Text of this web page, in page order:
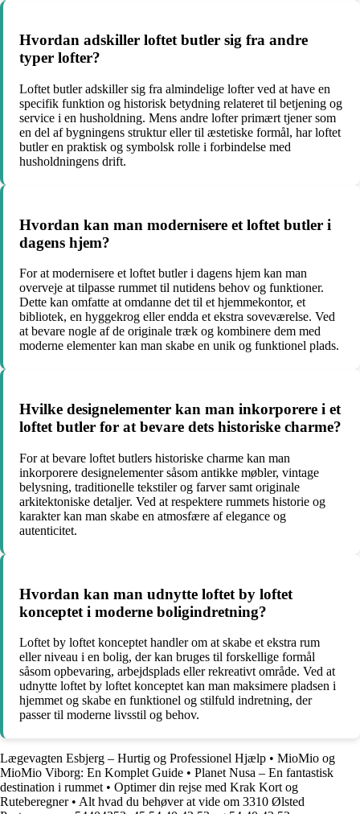
Hvordan adskiller loftet butler sig fra andre
typer lofter?
Loftet butler adskiller sig fra almindelige lofter ved at have en
specifik funktion og historisk betydning relateret til betjening og
service i en husholdning. Mens andre lofter primært tjener som
en del af bygningens struktur eller til æstetiske formål, har loftet
butler en praktisk og symbolsk rolle i forbindelse med
husholdningens drift.
Hvordan kan man modernisere et loftet butler i
dagens hjem?
For at modernisere et loftet butler i dagens hjem kan man
overveje at tilpasse rummet til nutidens behov og funktioner.
Dette kan omfatte at omdanne det til et hjemmekontor, et
bibliotek, en hyggekrog eller endda et ekstra soveværelse. Ved
at bevare nogle af de originale træk og kombinere dem med
moderne elementer kan man skabe en unik og funktionel plads.
Hvilke designelementer kan man inkorporere i et
loftet butler for at bevare dets historiske charme?
For at bevare loftet butlers historiske charme kan man
inkorporere designelementer såsom antikke møbler, vintage
belysning, traditionelle tekstiler og farver samt originale
arkitektoniske detaljer. Ved at respektere rummets historie og
karakter kan man skabe en atmosfære af elegance og
autenticitet.
Hvordan kan man udnytte loftet by loftet
konceptet i moderne boligindretning?
Loftet by loftet konceptet handler om at skabe et ekstra rum
eller niveau i en bolig, der kan bruges til forskellige formål
såsom opbevaring, arbejdsplads eller rekreativt område. Ved at
udnytte loftet by loftet konceptet kan man maksimere pladsen i
hjemmet og skabe en funktionel og stilfuld indretning, der
passer til moderne livsstil og behov.
Lægevagten Esbjerg – Hurtig og Professionel Hjælp • MioMio og
MioMio Viborg: En Komplet Guide • Planet Nusa – En fantastisk
destination i rummet • Optimer din rejse med Krak Kort og
Ruteberegner• Alt hvad du behøver at vide om 3310 Ølsted